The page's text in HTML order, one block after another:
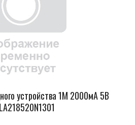
устройства 1М 2000мА 5В